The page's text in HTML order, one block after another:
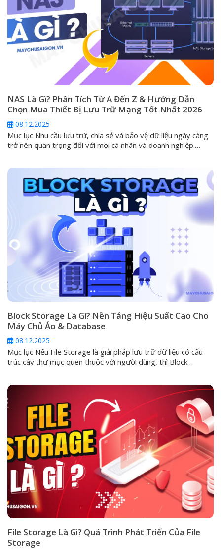
NAS Là Gì? Phân Tích Từ A Đến Z & Hướng Dẫn
Chọn Mua Thiết Bị Lưu Trữ Mạng Tốt Nhất 2026
08.12.2025
Mục lục Nhu cầu lưu trữ, chia sẻ và bảo vệ dữ liệu ngày càng
trở nên quan trọng đối với mọi cá nhân và doanh nghiệp.
khả...
Block Storage Là Gì? Nền Tảng Hiệu Suất Cao Cho
Máy Chủ Ảo & Database
08.12.2025
Mục lục Nếu File Storage là giải pháp lưu trữ dữ liệu có cấu
trúc cây thư mục quen thuộc với người dùng, thì Block
I/O (Input/Output) cực cao...
File Storage Là Gì? Quá Trình Phát Triển Của File
Storage